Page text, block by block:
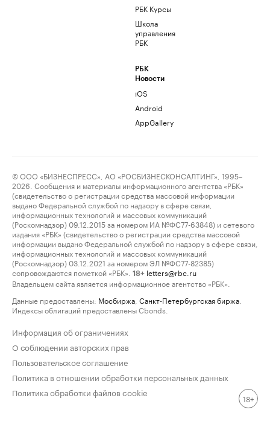
РБК Курсы
Школа
управления
РБК
РБК
Новости
iOS
Android
AppGallery
© ООО «БИЗНЕСПРЕСС», АО «РОСБИЗНЕСКОНСАЛТИНГ», 1995–
2026. Сообщения и материалы информационного агентства «РБК»
(свидетельство о регистрации средства массовой информации
выдано Федеральной службой по надзору в сфере связи,
информационных технологий и массовых коммуникаций
(Роскомнадзор) 09.12.2015 за номером ИА №ФС77-63848) и сетевого
издания «РБК» (свидетельство о регистрации средства массовой
информации выдано Федеральной службой по надзору в сфере связи,
информационных технологий и массовых коммуникаций
(Роскомнадзор) 03.12.2021 за номером ЭЛ №ФС77-82385)
сопровождаются пометкой «РБК».
18+ letters@rbc.ru
Владельцем сайта является информационное агентство «РБК».
Данные предоставлены: Мосбиржа Санкт-Петербургская биржа
Индексы облигаций предоставлены Cbonds.
Информация об ограничениях
О соблюдении авторских прав
Пользовательское соглашение
Политика в отношении обработки персональных данных
Политика обработки файлов cookie
18+